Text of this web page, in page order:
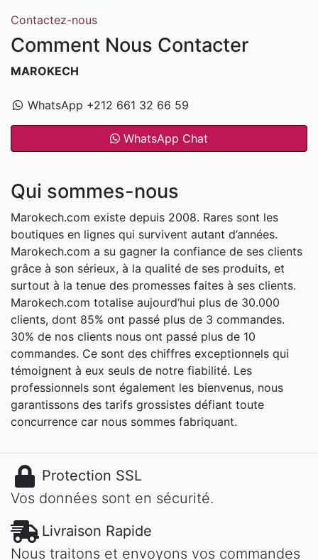
Contactez-nous
Comment Nous Contacter
MAROKECH
WhatsApp +212 661 32 66 59
WhatsApp Chat
Qui sommes-nous
Marokech.com existe depuis 2008. Rares sont les
boutiques en lignes qui survivent autant d’années.
Marokech.com a su gagner la confiance de ses clients
grâce à son sérieux, à la qualité de ses produits, et
surtout à la tenue des promesses faites à ses clients.
Marokech.com totalise aujourd’hui plus de 30.000
clients, dont 85% ont passé plus de 3 commandes.
30% de nos clients nous ont passé plus de 10
commandes. Ce sont des chiffres exceptionnels qui
témoignent à eux seuls de notre fiabilité. Les
professionnels sont également les bienvenus, nous
garantissons des tarifs grossistes défiant toute
concurrence car nous sommes fabriquant.
Protection SSL
Vos données sont en sécurité.
Livraison Rapide
Nous traitons et envoyons vos commandes